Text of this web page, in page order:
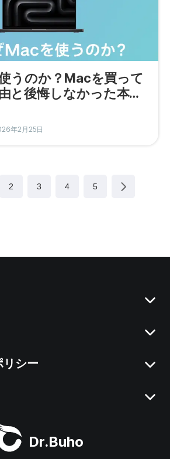
うのか？Macを買って
と後悔しなかった本音
年2月25日
2 3 4 5
Dr.Buho
タ」を減らす
アンインストール
リシー